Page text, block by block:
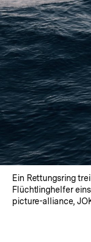
Ein Rettungsring
Flüchtlinghelfer
picture-alliance,